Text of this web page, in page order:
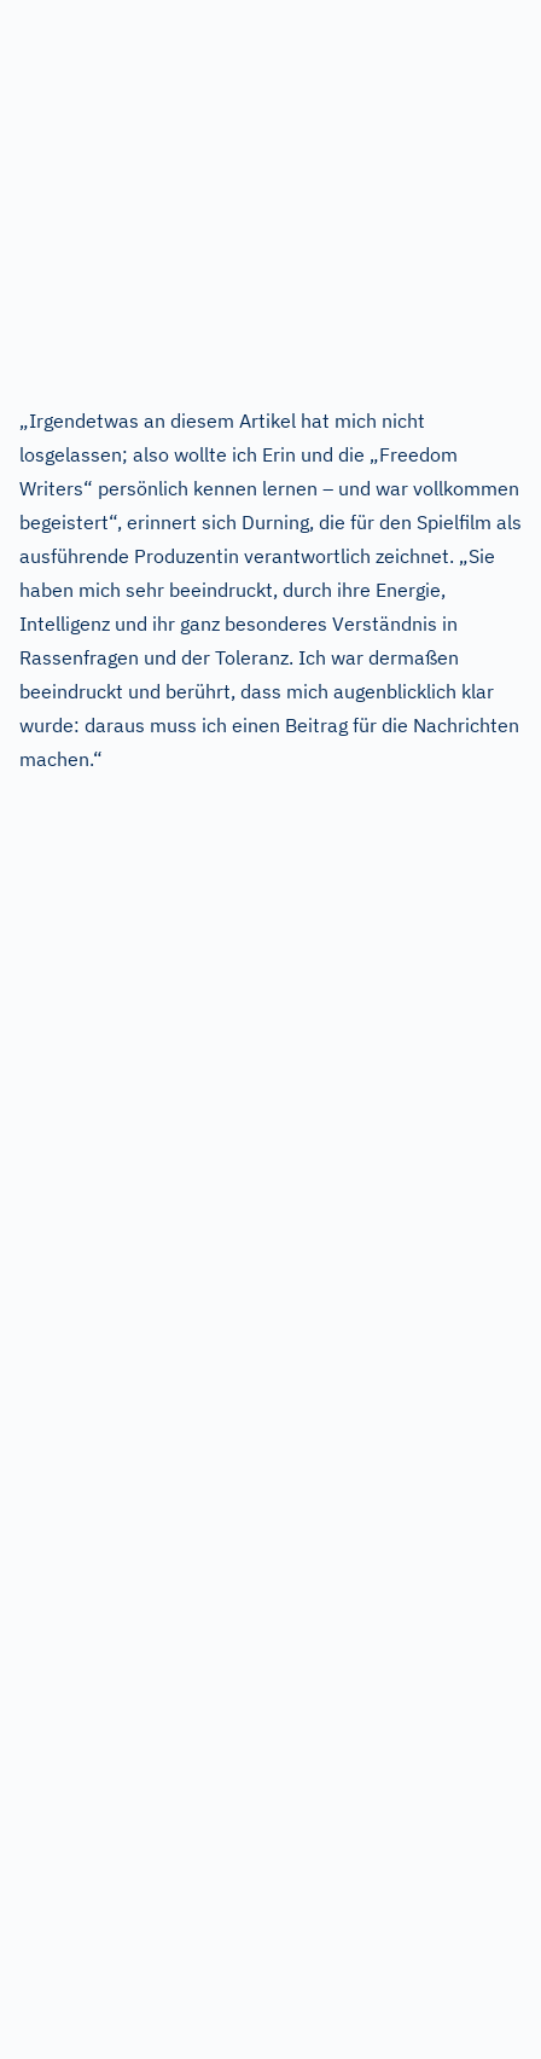
„Irgendetwas an diesem Artikel hat mich nicht
losgelassen; also wollte ich Erin und die „Freedom
Writers“ persönlich kennen lernen – und war vollkommen
begeistert“, erinnert sich Durning, die für den Spielfilm als
ausführende Produzentin verantwortlich zeichnet. „Sie
haben mich sehr beeindruckt, durch ihre Energie,
Intelligenz und ihr ganz besonderes Verständnis in
Rassenfragen und der Toleranz. Ich war dermaßen
beeindruckt und berührt, dass mich augenblicklich klar
wurde: daraus muss ich einen Beitrag für die Nachrichten
machen.“